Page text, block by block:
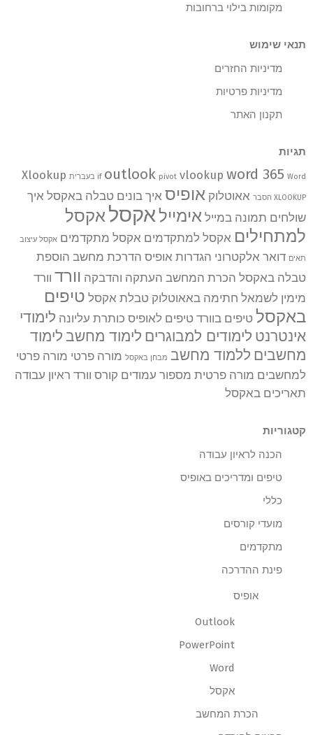
מקומות בילוי ברחובות
תנאי שימוש
מדיניות החזרים
מדיניות פרטיות
תקנון האתר
תגיות
if outlook pivot vlookup word 365 Word בעברית Xlookup
XLOOKUP הסבר אאוטלוק אופיס איך בונים טבלה באקסל איך
שולחים תמונה במייל אימיילאקסלאקסל
למתחילים אקסל למתקדמים אקסל מתקדמים אקסל עיצוב
תאים דואר אלקטרוני הגדרות אופיס הדרכת מחשב הוספת
טבלה באקסל הכרת המחשב העתקה והדבקה וורד וורד
מימין לשמאל חתימה באאוטלוק טבלת אקסל טיפים
באקסל טיפים בוורד טיפים לאופיס כותרת עליונה לימודי
אינטרנט לימודים למבוגרים לימוד מחשב לימוד
מחשבים ללמוד מחשב מבחן באקסל מורה פרטי מורה פרטי
למחשבים מורה פרטית מספור עמודים קורס וורד ראיון עבודה
תאריכים באקסל
קטגוריות
הכנה לראיון עבודה
טיפים ומדריכים באופיס
כללי
מועדי קורסים
מתקדמים
פינת ההדרכה
אופיס
Outlook
PowerPoint
Word
אקסל
הכרת המחשב